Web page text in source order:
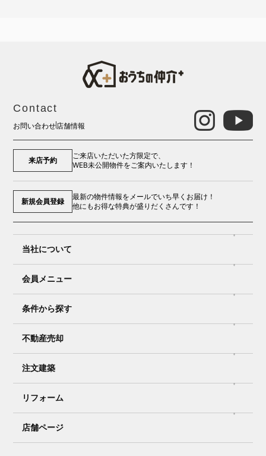
Contact
お問い合わせ 店舗情報
来店予約
ご来店いただいた方限定で、
WEB未公開物件をご案内いたします！
新規会員登録
最新の物件情報をメールでいち早くお届け！
他にもお得な特典が盛りだくさんです！
当社について
会員メニュー
条件から探す
不動産売却
注文建築
リフォーム
店舗ページ